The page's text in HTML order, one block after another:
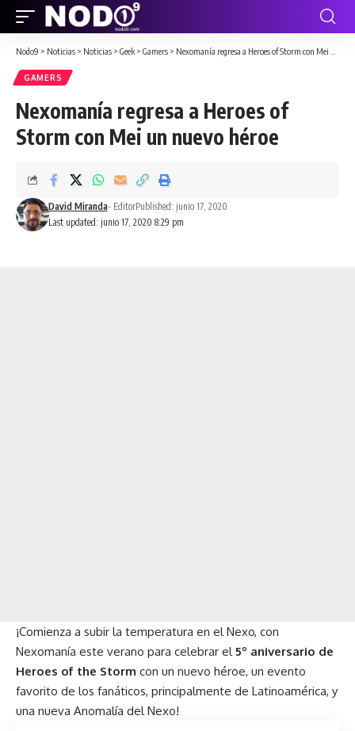
Nodo9 > Noticias > Noticias > Geek > Gamers > Nexomanía regresa a Heroes of Storm con Mei un nuevo héroe
GAMERS
Nexomanía regresa a Heroes of
Storm con Mei un nuevo héroe
Last updated: junio 17, 2020 8:29 pm
David Miranda- EditorPublished: junio 17, 2020
¡Comienza a subir la temperatura en el Nexo, con
Nexomanía este verano para celebrar el5º aniversario de
Heroes of the Storm con un nuevo héroe, un evento
favorito de los fanáticos, principalmente de Latinoamérica, y
una nueva Anomalía del Nexo!